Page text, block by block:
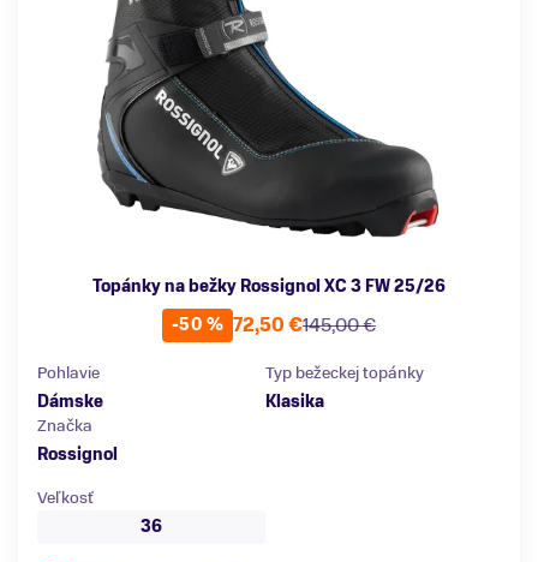
Topánky na bežky Rossignol XC 3 FW 25/26
-50 %
145,00 €
72,50 €
Pohlavie
Dámske
Typ bežeckej topánky
Klasika
Značka
Rossignol
Veľkosť
36